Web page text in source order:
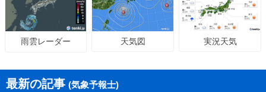
雨雲レーダー 天気図 実況天気
最新の記事 (気象予報士)